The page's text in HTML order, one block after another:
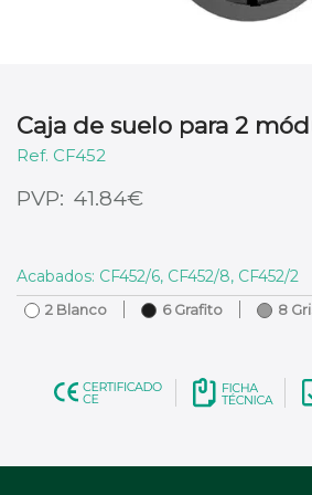
Caja de suelo para 2
41.84€
CF452
Acabados: CF452/6, CF452/8, CF452/2
2 Blanco 6 Grafito 8